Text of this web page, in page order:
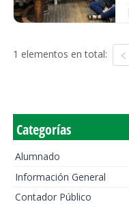
1 elementos en total:
Categorías
Alumnado
Información General
Contador Público